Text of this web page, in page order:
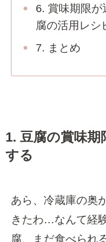
6. 賞味期限
腐の活用レシ
7. まとめ
1. 豆腐の賞味
する
あら、冷蔵庫の奥
きたわ…なんて経
腐、まだ食べられ